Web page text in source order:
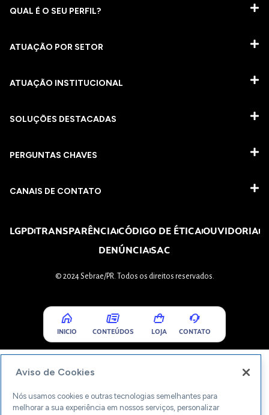
QUAL É O SEU PERFIL?
ATUAÇÃO POR SETOR
ATUAÇÃO INSTITUCIONAL
SOLUÇÕES DESTACADAS
PERGUNTAS CHAVES​
CANAIS DE CONTATO
LGPDTRANSPARÊNCIACÓDIGO DE ÉTICAOUVIDORIA
DENÚNCIASAC
© 2024 Sebrae/PR. Todos os direitos reservados.
INICIO CONTEÚDOS LOJA CONTATO
Aviso de Cookies
Nós usamos cookies e outras tecnologias semelhantes para
melhorar a sua experiência em nossos serviços, personalizar